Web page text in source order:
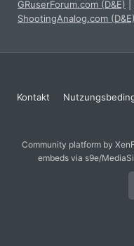
GRuserForum.com (D&E)
ShootingAnalog.com (D&E)
Kontakt
Community platform by
embeds via s9e/